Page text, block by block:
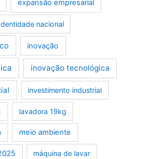
expansão empresarial
nacional
inovação
inovação tecnológica
investimento industrial
lavadora 19kg
meio ambiente
máquina de lavar